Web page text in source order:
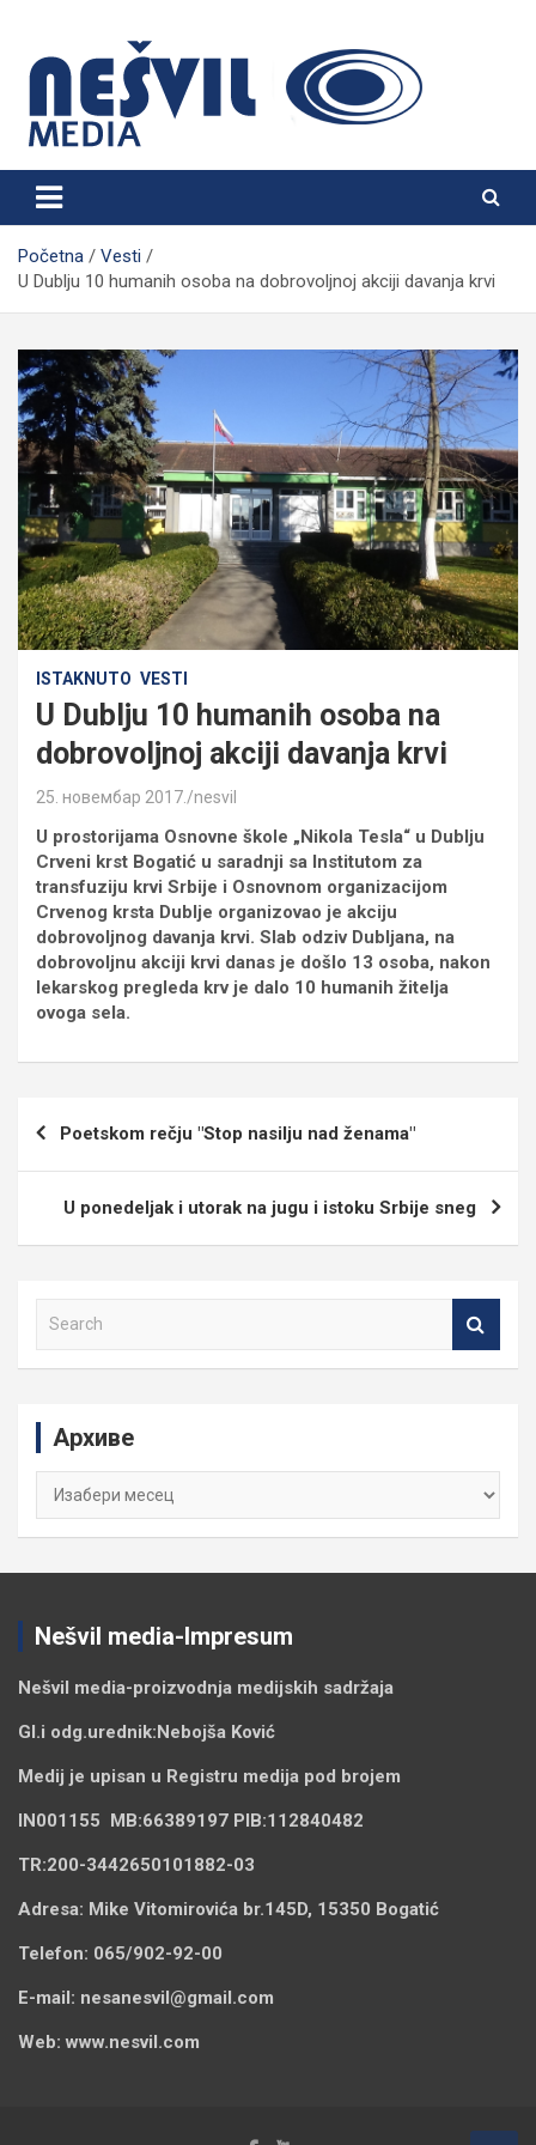
content
Nešvil Media Bogatić
Početna
Vesti
U Dublju 10 humanih osoba na dobrovoljnoj akciji davanja krvi
ISTAKNUTO VESTI
U Dublju 10 humanih osoba na
dobrovoljnoj akciji davanja krvi
25. новембар 2017. nesvil
U prostorijama Osnovne škole „Nikola Tesla“ u Dublju
Crveni krst Bogatić u saradnji sa Institutom za
transfuziju krvi Srbije i Osnovnom organizacijom
Crvenog krsta Dublje organizovao je akciju
dobrovoljnog davanja krvi. Slab odziv Dubljana, na
dobrovoljnu akciji krvi danas je došlo 13 osoba, nakon
lekarskog pregleda krv je dalo 10 humanih žitelja
ovoga sela.
Poetskom rečju "Stop nasilju nad ženama"
U ponedeljak i utorak na jugu i istoku Srbije sneg
Архиве
Архиве
Nešvil media-Impresum
Nešvil media-proizvodnja medijskih sadržaja
Gl.i odg.urednik:Nebojša Ković
Medij je upisan u Registru medija pod brojem
IN001155 MB:66389197 PIB:112840482
TR:200-3442650101882-03
Adresa: Mike Vitomirovića br.145D, 15350 Bogatić
Telefon: 065/902-92-00
E-mail: nesanesvil@gmail.com
Web: www.nesvil.com